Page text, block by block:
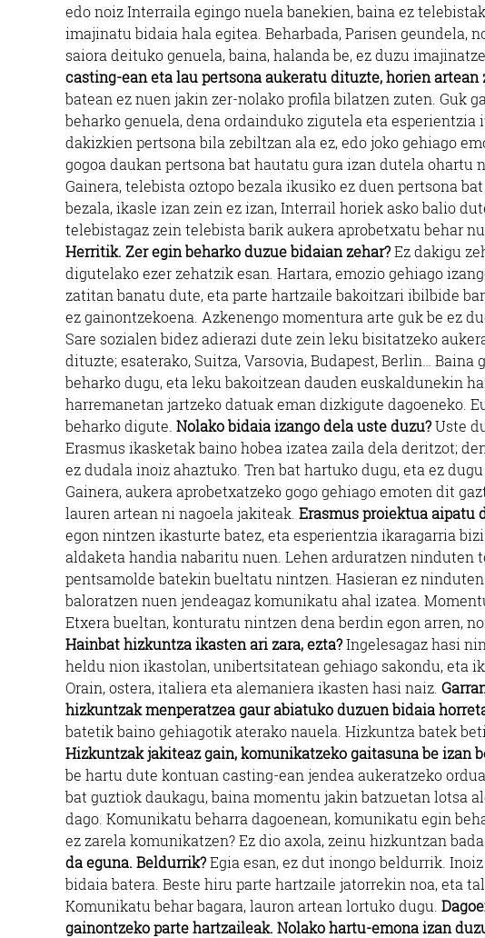
edo noiz Interraila egingo nuela banekien, baina ez
imajinatu bidaia hala egitea. Beharbada, Parisen geundela,
saiora deituko genuela, baina, halanda be, ez duzu
casting-ean eta lau pertsona aukeratu dituzte, horien
batean ez nuen jakin zer-nolako profila bilatzen zuten. Guk
beharko genuela, dena ordainduko zigutela eta
dakizkien pertsona bila zebiltzan ala ez, edo joko gehiago
gogoa daukan pertsona bat hautatu gura izan dutela ohartu
Gainera, telebista oztopo bezala ikusiko ez duen pertsona bat
bezala, ikasle izan zein ez izan, Interrail horiek asko balio
telebistagaz zein telebista barik aukera aprobetxatu behar
Herritik. Zer egin beharko duzue bidaian zehar?Ez dakigu
digutelako ezer zehatzik esan. Hartara, emozio gehiago
zatitan banatu dute, eta parte hartzaile bakoitzari ibilbide
ez gainontzekoena. Azkenengo momentura arte guk be ez
Sare sozialen bidez adierazi dute zein leku bisitatzeko
dituzte; esaterako, Suitza, Varsovia, Budapest, Berlin…
beharko dugu, eta leku bakoitzean dauden euskaldunekin
harremanetan jartzeko datuak eman dizkigute dagoeneko.
beharko digute. Nolako bidaia izango dela uste duzu?Uste
Erasmus ikasketak baino hobea izatea zaila dela deritzot;
ez dudala inoiz ahaztuko. Tren bat hartuko dugu, eta ez
Gainera, aukera aprobetxatzeko gogo gehiago emoten dit
lauren artean ni nagoela jakiteak. Erasmus proiektua aipatu
egon nintzen ikasturte batez, eta esperientzia ikaragarria
aldaketa handia nabaritu nuen. Lehen arduratzen ninduten
pentsamolde batekin bueltatu nintzen. Hasieran ez
baloratzen nuen jendeagaz komunikatu ahal izatea.
Etxera bueltan, konturatu nintzen dena berdin egon arren,
Hainbat hizkuntza ikasten ari zara, ezta?Ingelesagaz hasi
heldu nion ikastolan, unibertsitatean gehiago sakondu, eta
Orain, ostera, italiera eta alemaniera ikasten hasi naiz.
hizkuntzak menperatzea gaur abiatuko duzuen bidaia
batetik baino gehiagotik aterako nauela. Hizkuntza batek
Hizkuntzak jakiteaz gain, komunikatzeko gaitasuna be izan
be hartu dute kontuan casting-ean jendea aukeratzeko
bat guztiok daukagu, baina momentu jakin batzuetan lotsa
dago. Komunikatu beharra dagoenean, komunikatu egin
ez zarela komunikatzen? Ez dio axola, zeinu hizkuntzan
da eguna. Beldurrik?Egia esan, ez dut inongo beldurrik.
bidaia batera. Beste hiru parte hartzaile jatorrekin noa, eta
Komunikatu behar bagara, lauron artean lortuko dugu.
gainontzeko parte hartzaileak. Nolako hartu-emona izan